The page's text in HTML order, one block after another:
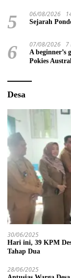
5 06/08/2026
Sejarah
6 07/08/2026 7
A beginner’s
Pokies
Desa
30/06/2025
Hari ini, 39 KPM
Tahap Dua
28/06/2025